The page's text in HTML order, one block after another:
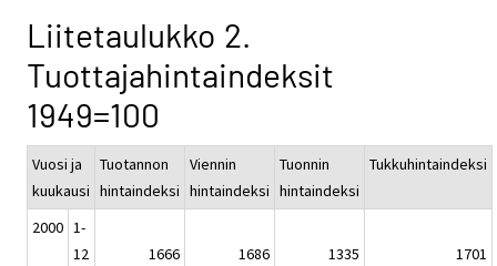
Liitetaulukko 2.
Tuottajahintaindeksit
1949=100
Vuosi ja
kuukausi
Tuotannon
hintaindeksi
Viennin
hintaindeksi
Tuonnin
hintaindeksi
Tukkuhintaindeksi
2000 1-
12
1666 1686 1335
1701